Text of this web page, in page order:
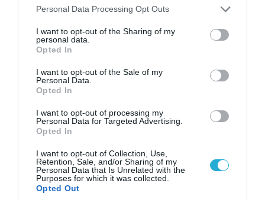
Please note that this website/app uses one or more Google
not limited to your visit or usage behaviour. You may click to
grant or deny consent to Google and its third-party tags to
use your data for below specified purposes in below Google
consent section.
Personal Data Processing Opt Outs
I want to opt-out of the Sharing of my
personal data.
Opted In
I want to opt-out of the Sale of my
Personal Data.
Opted In
I want to opt-out of processing my
Personal Data for Targeted Advertising.
Opted In
I want to opt-out of Collection, Use,
Retention, Sale, and/or Sharing of my
Personal Data that Is Unrelated with the
Purposes for which it was collected.
Opted Out
07.08.2026 | 20:02
Ο Γιάννης Αλαφούζος «τέλειωσε» τον
Κωνσταντίνο Ζούλα από τον ΣΚΑΪ – Ο λόγος της